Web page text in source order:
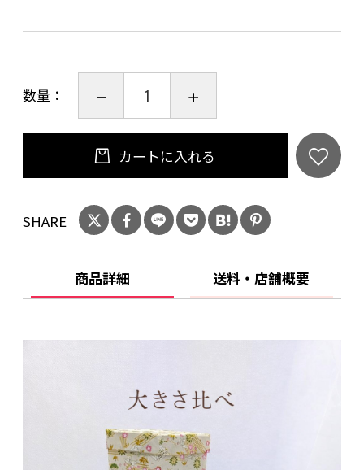
職人の手仕事による繊細な美しさを、ぜひお手
数量：
カートに入れる
SHARE
商品詳細 送料・店舗概要